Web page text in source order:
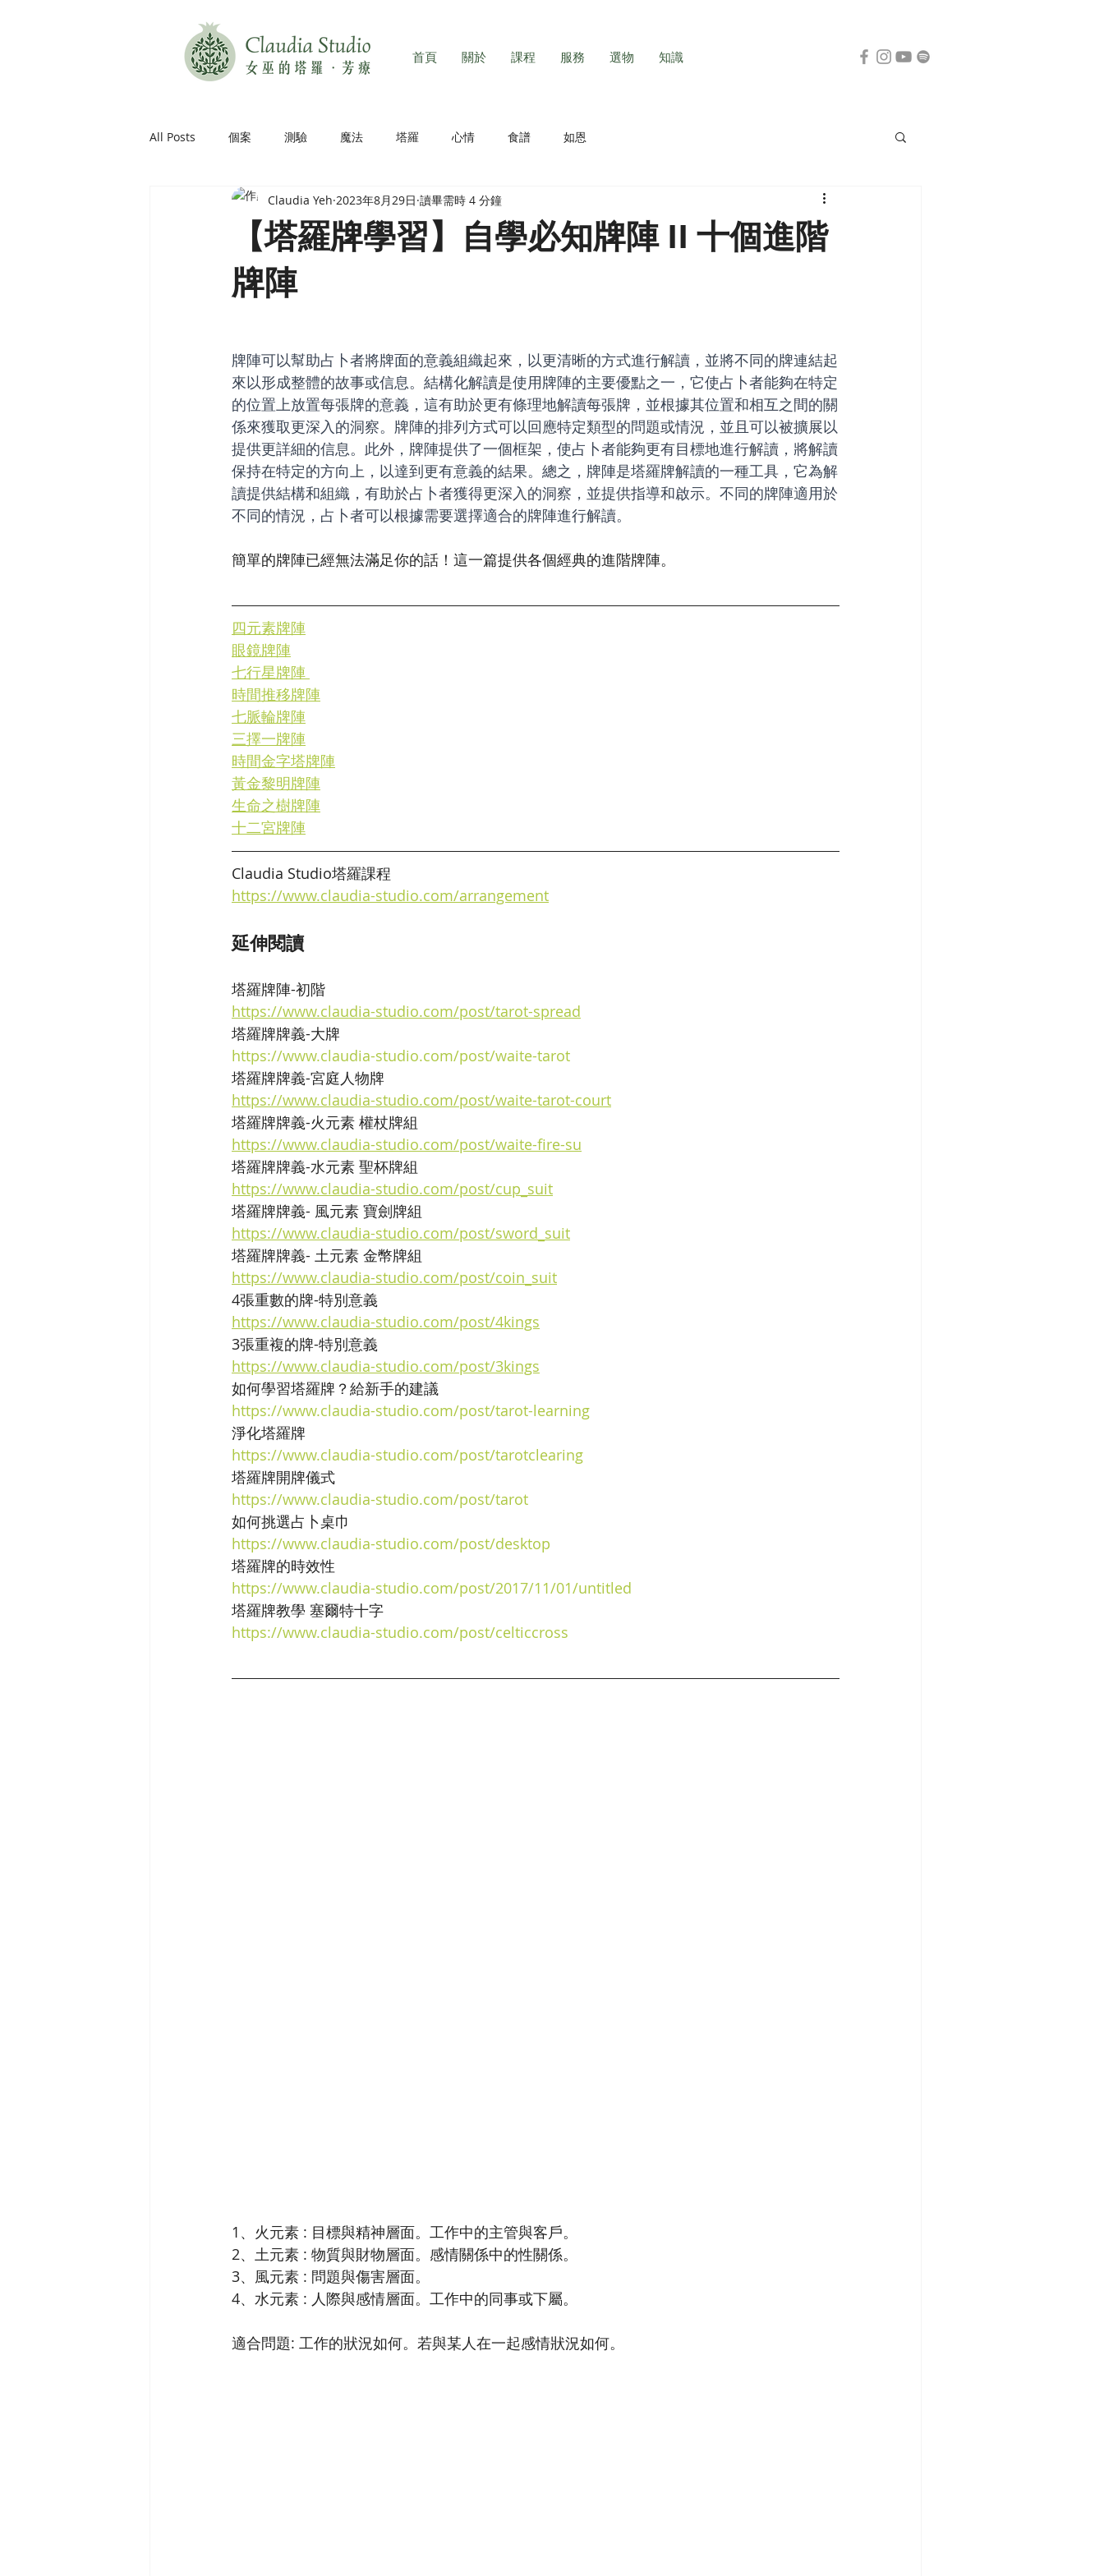
首頁 關於 課程 服務 選物 知識
All Posts 個案 測驗 魔法 塔羅 心情 食譜 如恩
【塔羅牌學習】自學必知牌陣 II 十個進階
牌陣
Claudia Yeh 2023年8月29日 讀畢需時 4 分鐘
牌陣可以幫助占卜者將牌面的意義組織起來，以更清晰的方式進行解讀，並將不同的牌連結起
來以形成整體的故事或信息。結構化解讀是使用牌陣的主要優點之一，它使占卜者能夠在特定
的位置上放置每張牌的意義，這有助於更有條理地解讀每張牌，並根據其位置和相互之間的關
係來獲取更深入的洞察。牌陣的排列方式可以回應特定類型的問題或情況，並且可以被擴展以
提供更詳細的信息。此外，牌陣提供了一個框架，使占卜者能夠更有目標地進行解讀，將解讀
保持在特定的方向上，以達到更有意義的結果。總之，牌陣是塔羅牌解讀的一種工具，它為解
讀提供結構和組織，有助於占卜者獲得更深入的洞察，並提供指導和啟示。不同的牌陣適用於
不同的情況，占卜者可以根據需要選擇適合的牌陣進行解讀。
簡單的牌陣已經無法滿足你的話！這一篇提供各個經典的進階牌陣。
四元素牌陣
眼鏡牌陣
七行星牌陣
時間推移牌陣
七脈輪牌陣
三擇一牌陣
時間金字塔牌陣
黃金黎明牌陣
生命之樹牌陣
十二宮牌陣
Claudia Studio塔羅課程
https://www.claudia-studio.com/arrangement
延伸閱讀
塔羅牌陣-初階
https://www.claudia-studio.com/post/tarot-spread
塔羅牌牌義-大牌
https://www.claudia-studio.com/post/waite-tarot
塔羅牌牌義-宮庭人物牌
https://www.claudia-studio.com/post/waite-tarot-court
塔羅牌牌義-火元素 權杖牌組
https://www.claudia-studio.com/post/waite-fire-su
塔羅牌牌義-水元素 聖杯牌組
https://www.claudia-studio.com/post/cup_suit
塔羅牌牌義- 風元素 寶劍牌組
https://www.claudia-studio.com/post/sword_suit
塔羅牌牌義- 土元素 金幣牌組
https://www.claudia-studio.com/post/coin_suit
4張重數的牌-特別意義
https://www.claudia-studio.com/post/4kings
3張重複的牌-特別意義
https://www.claudia-studio.com/post/3kings
如何學習塔羅牌？給新手的建議
https://www.claudia-studio.com/post/tarot-learning
淨化塔羅牌
https://www.claudia-studio.com/post/tarotclearing
塔羅牌開牌儀式
https://www.claudia-studio.com/post/tarot
如何挑選占卜桌巾
https://www.claudia-studio.com/post/desktop
塔羅牌的時效性
https://www.claudia-studio.com/post/2017/11/01/untitled
塔羅牌教學 塞爾特十字
https://www.claudia-studio.com/post/celticcross
1、火元素 : 目標與精神層面。工作中的主管與客戶。
2、土元素 : 物質與財物層面。感情關係中的性關係。
3、風元素 : 問題與傷害層面。
4、水元素 : 人際與感情層面。工作中的同事或下屬。
適合問題: 工作的狀況如何。若與某人在一起感情狀況如何。